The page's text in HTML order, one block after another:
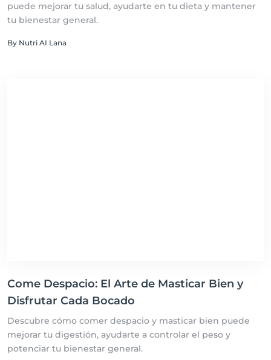
puede mejorar tu salud, ayudarte en tu dieta y mantener
tu bienestar general.
By Nutri AI Lana
Come Despacio: El Arte de Masticar Bien y
Disfrutar Cada Bocado
Descubre cómo comer despacio y masticar bien puede
mejorar tu digestión, ayudarte a controlar el peso y
potenciar tu bienestar general.